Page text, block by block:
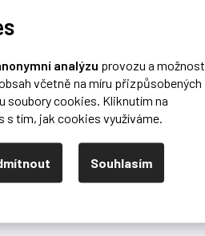
analýzu provozu a možnost
včetně na míru přizpůsobených
soubory cookies. Kliknutím na
tím, jak cookies využíváme.
Souhlasím